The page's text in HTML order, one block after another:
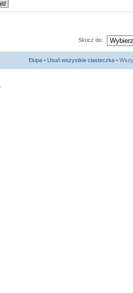
Skocz do:
Ekipa • Usuń wszystkie ciasteczka •